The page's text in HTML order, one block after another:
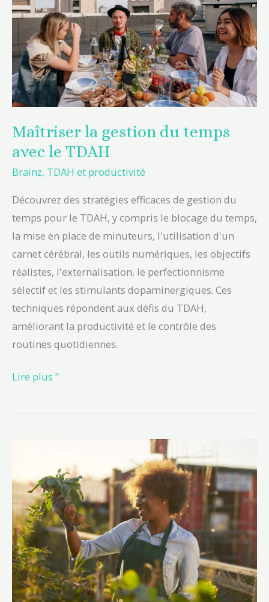
Maîtriser la gestion du temps
avec le TDAH
Brainz, TDAH et productivité
Découvrez des stratégies efficaces de gestion du
temps pour le TDAH, y compris le blocage du temps,
la mise en place de minuteurs, l'utilisation d'un
carnet cérébral, les outils numériques, les objectifs
réalistes, l'externalisation, le perfectionnisme
sélectif et les stimulants dopaminergiques. Ces
techniques répondent aux défis du TDAH,
améliorant la productivité et le contrôle des
routines quotidiennes.
du
temps
avec
le
TDAH
Lire plus "
perfectionnisme
sélectif
Une
clé
pour
la
productivité